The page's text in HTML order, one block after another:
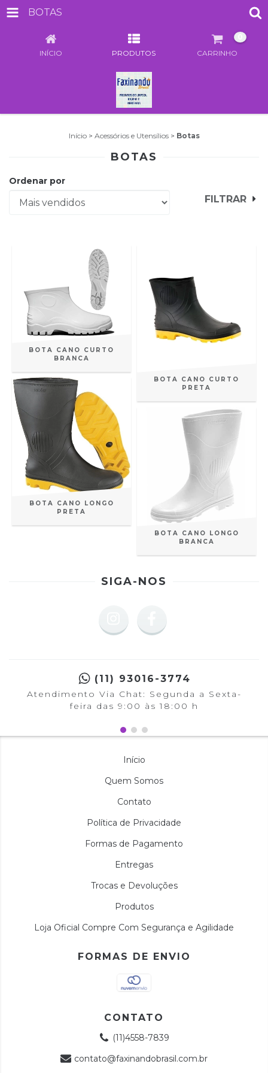
BOTAS
INÍCIO PRODUTOS CARRINHO
Início > Acessórios e Utensílios > Botas
BOTAS
Ordenar por
FILTRAR
BOTA CANO CURTO
BRANCA
BOTA CANO CURTO
PRETA
BOTA CANO LONGO
PRETA
BOTA CANO LONGO
BRANCA
SIGA-NOS
(11) 93016-3774
Atendimento Via Chat: Segunda a Sexta-
feira das 9:00 às 18:00 h
Início
Quem Somos
Contato
Política de Privacidade
Formas de Pagamento
Entregas
Trocas e Devoluções
Produtos
Loja Oficial Compre Com Segurança e Agilidade
FORMAS DE ENVIO
CONTATO
(11)4558-7839
contato@faxinandobrasil.com.br